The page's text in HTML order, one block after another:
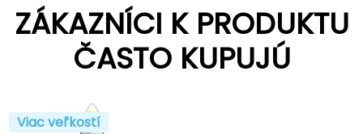
ZÁKAZNÍCI K PRODUKTU
ČASTO KUPUJÚ
Viac veľkostí